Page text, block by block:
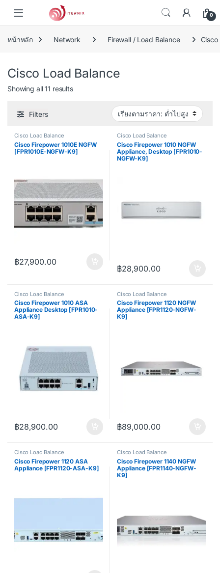
0
หน้าหลัก Network Firewall / Load Balance Cisco
Cisco Load Balance
Showing all 11 resultsSorted by price: low to high
Filters
Cisco Load Balance
Cisco Firepower 1010E NGFW
[FPR1010E-NGFW-K9]
฿27,900.00
Cisco Load Balance
Cisco Firepower 1010 NGFW
Appliance, Desktop [FPR1010-
NGFW-K9]
฿28,900.00
Cisco Load Balance
Cisco Firepower 1010 ASA
Appliance Desktop [FPR1010-
ASA-K9]
฿28,900.00
Cisco Load Balance
Cisco Firepower 1120 NGFW
Appliance [FPR1120-NGFW-
K9]
฿89,000.00
Cisco Load Balance
Cisco Firepower 1120 ASA
Appliance [FPR1120-ASA-K9]
Cisco Load Balance
Cisco Firepower 1140 NGFW
Appliance [FPR1140-NGFW-
K9]